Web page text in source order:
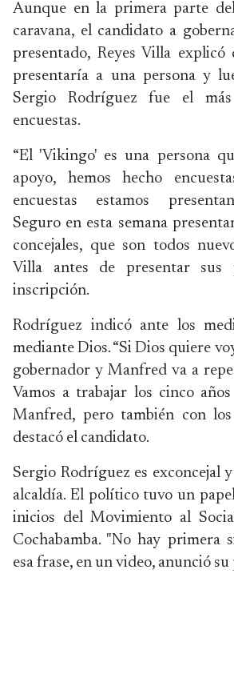
Aunque en la primera parte
caravana, el candidato a
presentado, Reyes Villa
presentaría a una persona y
Sergio Rodríguez fue el
encuestas.
“El 'Vikingo' es una persona
apoyo, hemos hecho
encuestas estamos
Seguro en esta semana
concejales, que son todos
Villa antes de presentar sus
inscripción.
Rodríguez indicó ante los
mediante Dios. “Si Dios quiere
gobernador y Manfred va a
Vamos a trabajar los cinco
Manfred, pero también con los
destacó el candidato.
Sergio Rodríguez es exconcejal
alcaldía. El político tuvo un
inicios del Movimiento al
Cochabamba. "No hay primera
esa frase, en un video, anunció